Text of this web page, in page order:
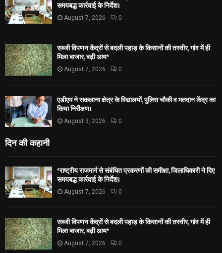
समयबद्ध कार्रवाई के निर्देश।
August 7, 2026 0
सब्जी विपणन केंद्रों से बदली पहाड़ के किसानों की तस्वीर, गांव में ही
मिला बाजार, बढ़ी आय*
August 7, 2026 0
एडीएम ने सकलाना क्षेत्र के विद्यालयों, पुलिस चौकी व मतदान केंद्र का
किया निरीक्षण।
August 3, 2026 0
दिन की कहानी
*राष्ट्रीय राजमार्ग से संबंधित प्रकरणों की समीक्षा, जिलाधिकारी ने दिए
समयबद्ध कार्रवाई के निर्देश।
August 7, 2026 0
सब्जी विपणन केंद्रों से बदली पहाड़ के किसानों की तस्वीर, गांव में ही
मिला बाजार, बढ़ी आय*
August 7, 2026 0